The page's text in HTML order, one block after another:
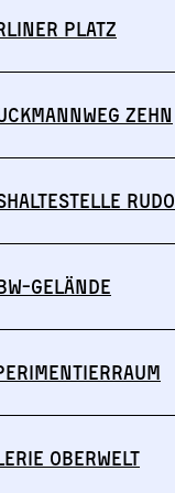
Platz
Zehn
Gelände
Oberwelt